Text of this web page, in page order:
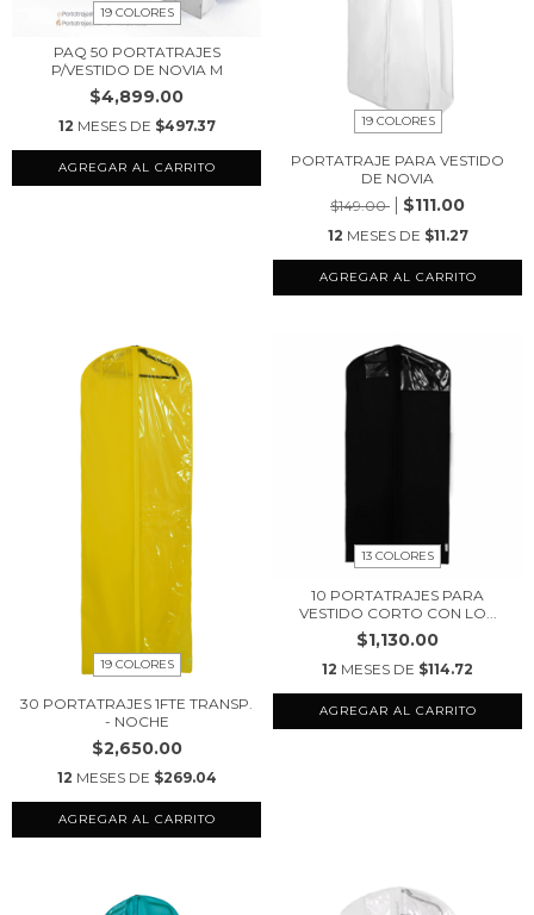
19 COLORES
PAQ 50 PORTATRAJES
P/VESTIDO DE NOVIA M
$4,899.00
12 MESES DE $497.37
AGREGAR AL CARRITO
19 COLORES
PORTATRAJE PARA VESTIDO
DE NOVIA
$149.00
$111.00
12 MESES DE $11.27
AGREGAR AL CARRITO
19 COLORES
30 PORTATRAJES 1FTE TRANSP.
- NOCHE
$2,650.00
12 MESES DE $269.04
AGREGAR AL CARRITO
13 COLORES
10 PORTATRAJES PARA
VESTIDO CORTO CON LO...
$1,130.00
12 MESES DE $114.72
AGREGAR AL CARRITO